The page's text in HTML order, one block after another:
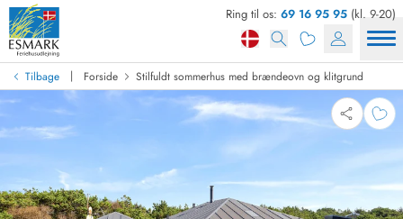
Ring til os: 69 16 95 95 (kl. 9-20)
Tilbage | Forside Stilfuldt sommerhus med brændeovn og klitgrund